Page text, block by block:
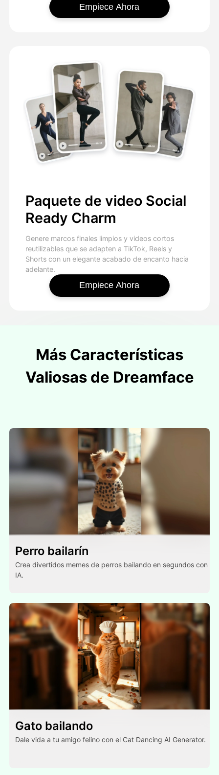
Empiece Ahora
Paquete de video Social
Ready Charm
Genere marcos finales limpios y videos cortos
reutilizables que se adapten a TikTok, Reels y
Shorts con un elegante acabado de encanto hacia
adelante.
Empiece Ahora
Más Características
Valiosas de Dreamface
Perro bailarín
Crea divertidos memes de perros bailando en segundos con
IA.
Gato bailando
Dale vida a tu amigo felino con el Cat Dancing AI Generator.